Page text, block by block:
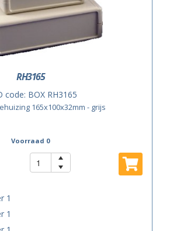
RH3165
code: BOX RH3165
165x100x32mm - grijs
Voorraad 0
1
1